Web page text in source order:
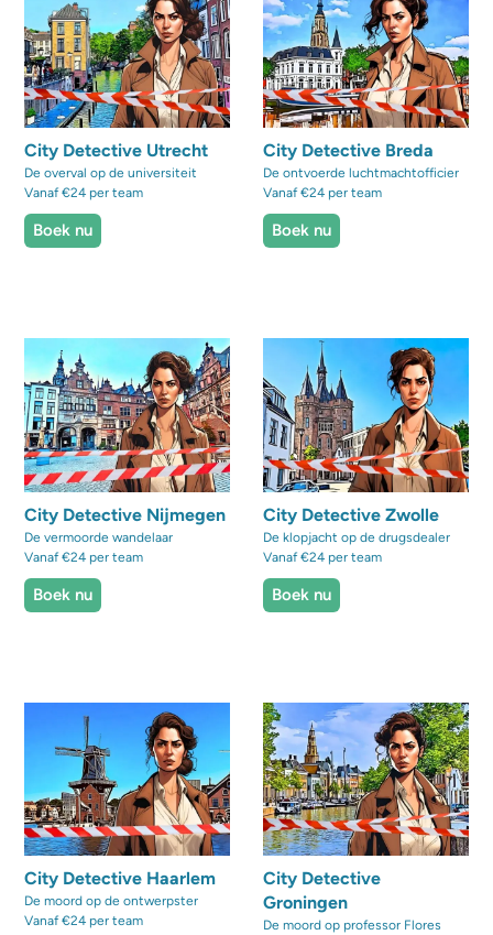
City Detective Utrecht
De overval op de universiteit
Vanaf €24 per team
Boek nu
City Detective Breda
De ontvoerde luchtmachtofficier
Vanaf €24 per team
Boek nu
City Detective Nijmegen
De vermoorde wandelaar
Vanaf €24 per team
Boek nu
City Detective Zwolle
De klopjacht op de drugsdealer
Vanaf €24 per team
Boek nu
City Detective Haarlem
De moord op de ontwerpster
Vanaf €24 per team
City Detective
Groningen
De moord op professor Flores